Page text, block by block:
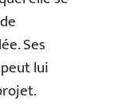
Ses
lui